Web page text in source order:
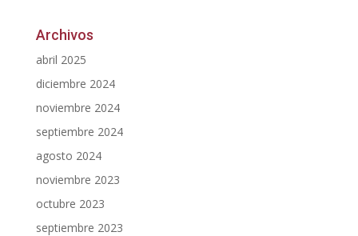
Archivos
abril 2025
diciembre 2024
noviembre 2024
septiembre 2024
agosto 2024
noviembre 2023
octubre 2023
septiembre 2023